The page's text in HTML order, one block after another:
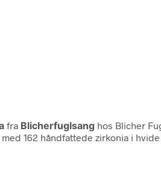
fra Blicherfuglsang hos Blicher
med 162 håndfattede zirkonia i